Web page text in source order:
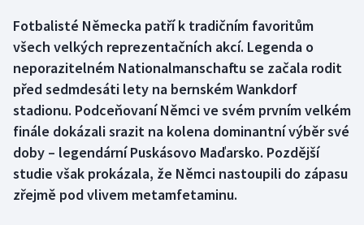
Box
Curling
Dostihy
Florbal
Futsal
Fotbalisté Německa patří k tradičním favoritům
všech velkých reprezentačních akcí. Legenda o
neporazitelném Nationalmanschaftu se začala rodit
před sedmdesáti lety na bernském Wankdorf
stadionu. Podceňovaní Němci ve svém prvním velkém
finále dokázali srazit na kolena dominantní výběr své
doby – legendární Puskásovo Maďarsko. Pozdější
studie však prokázala, že Němci nastoupili do zápasu
zřejmě pod vlivem metamfetaminu.